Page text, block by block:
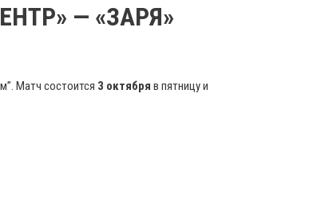
— «ЗАРЯ»
Матч состоится 3 октября в пятницу и